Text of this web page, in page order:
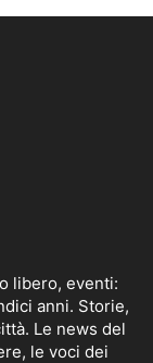
libero, eventi:
anni. Storie,
Le news del
le voci dei